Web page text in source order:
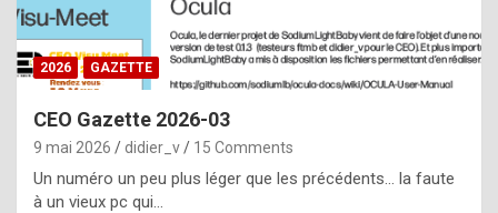
a
s
i
e
f
2026 GAZETTE
CEO Gazette 2026-03
9 mai 2026 didier_v 15 Comments
Un numéro un peu plus léger que les précédents… la faute
à un vieux pc qui…